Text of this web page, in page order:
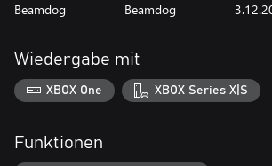
Beamdog Beamdog
Wiedergabe mit
XBOX One XBOX Series X|S
Funktionen